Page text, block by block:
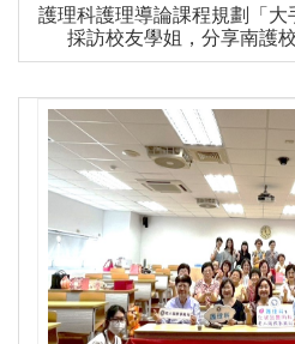
護理科護理導論課程規劃「
採訪校友學姐，分享南護